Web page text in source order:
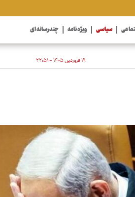
سیاسی ویژه نامه چندرسانه ای
۱۹ فروردین ۱۴۰۵ - ۲۲:۵۱